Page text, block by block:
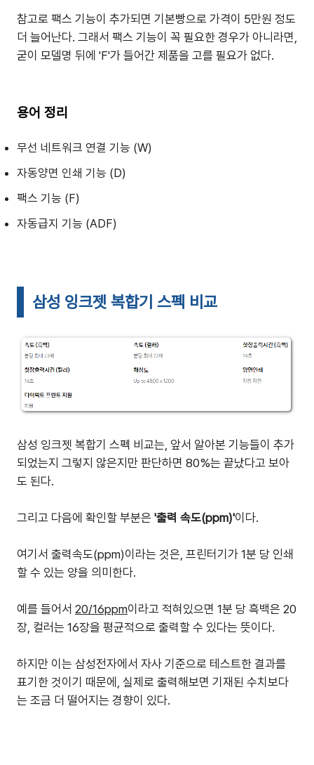
참고로 팩스 기능이 추가되면 기본빵으로 가격이 5만원 정도
더 늘어난다. 그래서 팩스 기능이 꼭 필요한 경우가 아니라면,
굳이 모델명 뒤에 'F'가 들어간 제품을 고를 필요가 없다.
용어 정리
무선 네트워크 연결 기능 (W)
자동양면 인쇄 기능 (D)
팩스 기능 (F)
자동급지 기능 (ADF)
삼성 잉크젯 복합기 스펙 비교
삼성 잉크젯 복합기 스펙 비교는, 앞서 알아본 기능들이 추가
되었는지 그렇지 않은지만 판단하면 80%는 끝났다고 보아
도 된다.
그리고 다음에 확인할 부분은 '출력 속도(ppm)'이다.
여기서 출력속도(ppm)이라는 것은, 프린터기가 1분 당 인쇄
할 수 있는 양을 의미한다.
예를 들어서 20/16ppm이라고 적혀있으면 1분 당 흑백은 20
장, 컬러는 16장을 평균적으로 출력할 수 있다는 뜻이다.
하지만 이는 삼성전자에서 자사 기준으로 테스트한 결과를
표기한 것이기 때문에, 실제로 출력해보면 기재된 수치보다
는 조금 더 떨어지는 경향이 있다.